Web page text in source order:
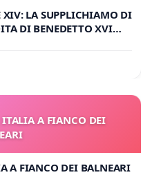
XIV: LA SUPPLICHIAMO DI
DI BENEDETTO XVI
PROCESSO
A FIANCO DEI
A FIANCO DEI BALNEARI